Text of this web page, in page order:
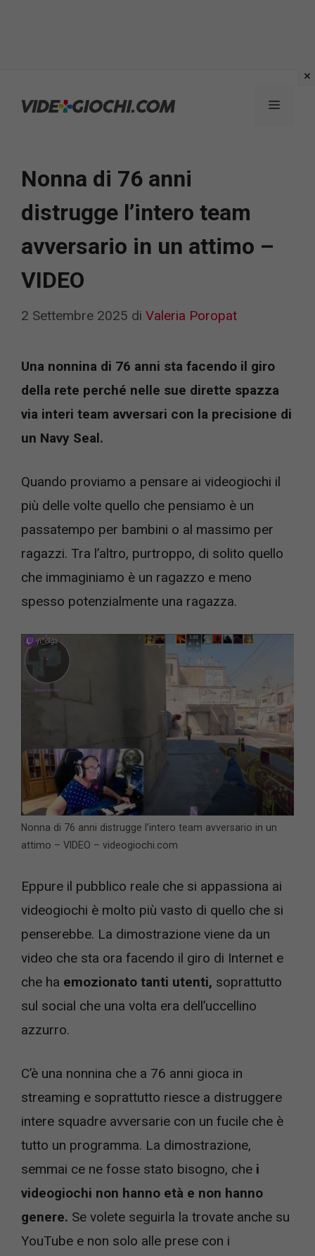
Menu
Nonna di 76 anni
distrugge l’intero team
avversario in un attimo –
VIDEO
2 Settembre 2025 di Valeria Poropat
Una nonnina di 76 anni sta facendo il giro
della rete perché nelle sue dirette spazza
via interi team avversari con la precisione di
un Navy Seal.
Quando proviamo a pensare ai videogiochi il
più delle volte quello che pensiamo è un
passatempo per bambini o al massimo per
ragazzi. Tra l’altro, purtroppo, di solito quello
che immaginiamo è un ragazzo e meno
spesso potenzialmente una ragazza.
Nonna di 76 anni distrugge l’intero team avversario in un
attimo – VIDEO – videogiochi.com
Eppure il pubblico reale che si appassiona ai
videogiochi è molto più vasto di quello che si
penserebbe. La dimostrazione viene da un
video che sta ora facendo il giro di Internet e
che ha emozionato tanti utenti, soprattutto
sul social che una volta era dell’uccellino
azzurro.
C’è una nonnina che a 76 anni gioca in
streaming e soprattutto riesce a distruggere
intere squadre avversarie con un fucile che è
tutto un programma. La dimostrazione,
semmai ce ne fosse stato bisogno, che i
videogiochi non hanno età e non hanno
genere. Se volete seguirla la trovate anche su
YouTube e non solo alle prese con i